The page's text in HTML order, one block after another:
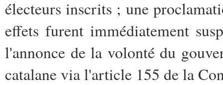
électeurs inscrits ; une
effets furent immédiatement
l'annonce de la volonté du
catalane via l'article 155 de la